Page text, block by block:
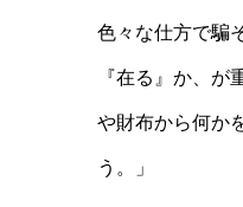
色々な仕方で騙
『在る』か、
や財布から何か
う。」